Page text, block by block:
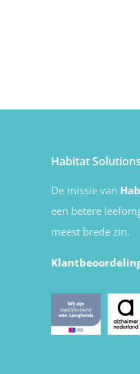
Habitat Solutions
De missie van
een betere
meest brede zin.